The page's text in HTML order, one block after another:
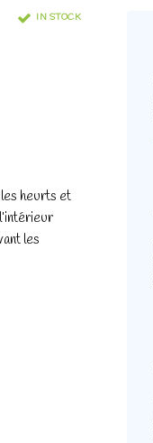
IN STOCK
heurts et
les